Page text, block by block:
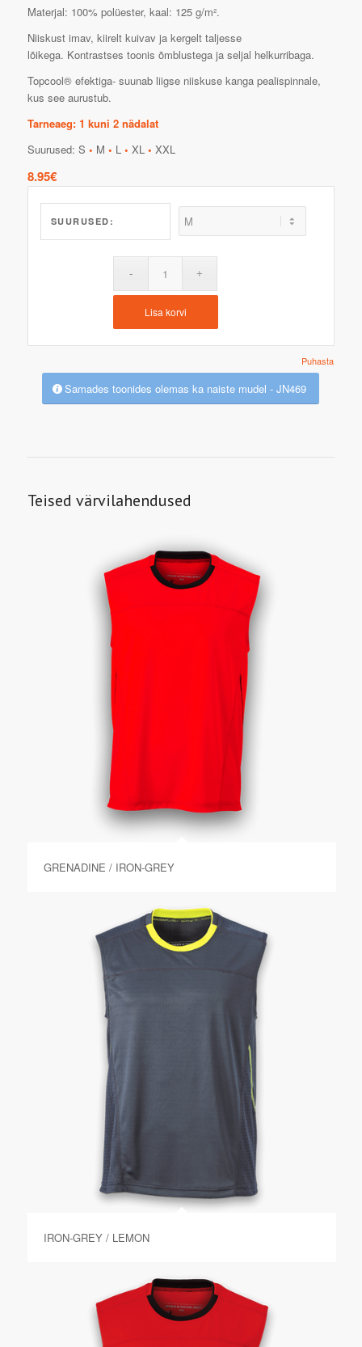
Materjal: 100% polüester, kaal: 125 g/m².
Niiskust imav, kiirelt kuivav ja kergelt taljesse
lõikega. Kontrastses toonis õmblustega ja seljal helkurribaga.
Topcool® efektiga- suunab liigse niiskuse kanga pealispinnale,
kus see aurustub.
Tarneaeg: 1 kuni 2 nädalat
Suurused: S • M • L • XL • XXL
8.95€
SUURUSED:
Puhasta
Lisa korvi
Samades toonides olemas ka naiste mudel - JN469
Teised värvilahendused
GRENADINE / IRON-GREY
IRON-GREY / LEMON